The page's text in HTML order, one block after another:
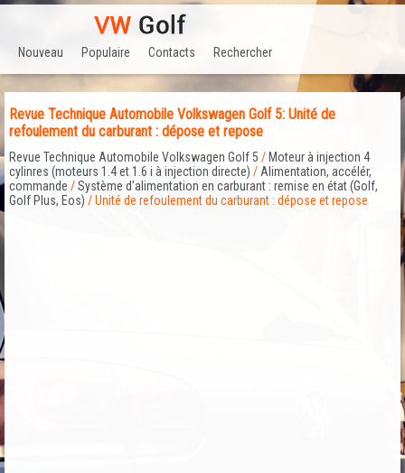
Nouveau Populaire Contacts Rechercher
Revue Technique Automobile Volkswagen Golf 5: Unité de
refoulement du carburant : dépose et repose
Revue Technique Automobile Volkswagen Golf 5 / Moteur à injection 4
cylinres (moteurs 1.4 et 1.6 i à injection directe) /Alimentation, accélér,
commande /Système d'alimentation en carburant : remise en état (Golf,
Golf Plus, Eos) / Unité de refoulement du carburant : dépose et repose